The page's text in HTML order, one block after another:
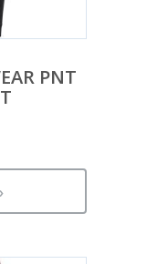
PNT